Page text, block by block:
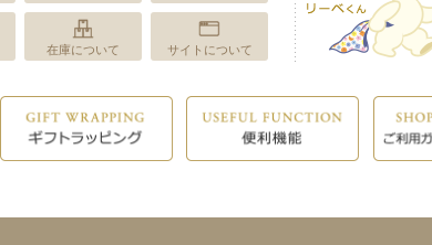
在庫について サイトについて